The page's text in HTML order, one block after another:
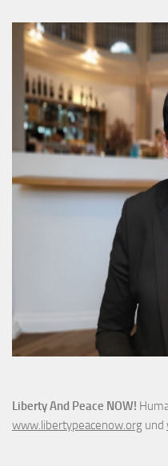
Liberty And Peace NOW!
www.libertypeacenow.org und